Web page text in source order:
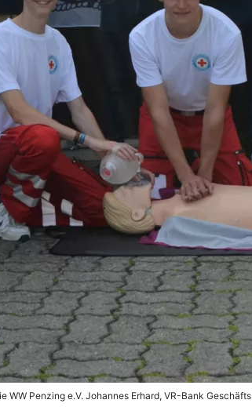
WW Penzing e.V. Johannes Erhard, VR-Bank